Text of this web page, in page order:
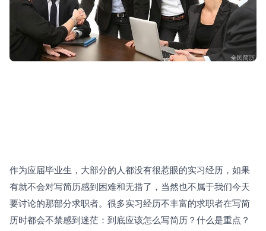
作为应届毕业生，大部分的人都没有很惹眼的实习经历，如果
有就不会对写简历感到困难和无措了，当然也不属于我们今天
要讨论的那部分求职者。很多实习经历不丰富的求职者在写简
历时都会不禁感到迷茫：到底应该怎么写简历？什么是重点？